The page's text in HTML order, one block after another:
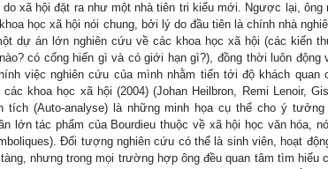
xã hội đặt ra như một nhà tiên tri kiểu mới. Ngược lại,
học xã hội nói chung, bởi lý do đầu tiên là chính nhà
dự án lớn nghiên cứu về các khoa học xã hội (các kiến
có cống hiến gì và có giới hạn gì?), đồng thời luôn
việc nghiên cứu của mình nhằm tiến tới độ khách quan
khoa học xã hội (2004) (Johan Heilbron, Remi Lenoir,
tích (Auto-analyse) là những minh họa cụ thể cho ý
lớn tác phẩm của Bourdieu thuộc về xã hội học văn hóa,
Đối tượng nghiên cứu có thể là sinh viên, hoạt
nhưng trong mọi trường hợp ông đều quan tâm tìm hiểu